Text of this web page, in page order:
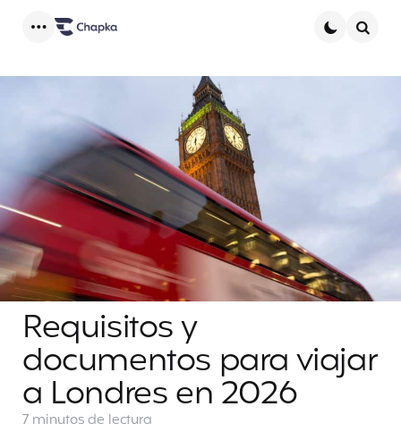
Requisitos y
documentos para viajar
a Londres en 2026
7 minutosde lectura